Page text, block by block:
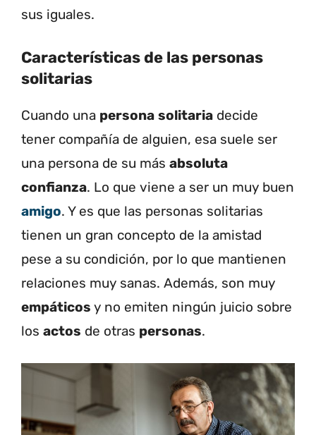
sus iguales.
Características de las personas
solitarias
Cuando una persona solitaria decide
tener compañía de alguien, esa suele ser
una persona de su más absoluta
confianza. Lo que viene a ser un muy buen
amigo. Y es que las personas solitarias
tienen un gran concepto de la amistad
pese a su condición, por lo que mantienen
relaciones muy sanas. Además, son muy
empáticos y no emiten ningún juicio sobre
los actos de otras personas.